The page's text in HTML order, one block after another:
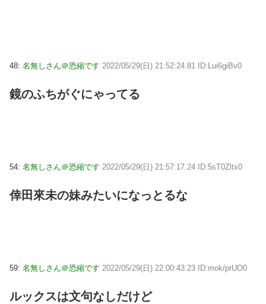
48: 名無しさん＠恐縮です 2022/05/29(日) 21:52:24.81 ID:Lui6giBv0
鏡のふちがぐにゃってる
54: 名無しさん＠恐縮です 2022/05/29(日) 21:57:17.24 ID:5sT0Zltx0
倖田來未の妹みたいになっとるな
59: 名無しさん＠恐縮です 2022/05/29(日) 22:00:43.23 ID:mok/prUO0
ルックスは文句なしだけど